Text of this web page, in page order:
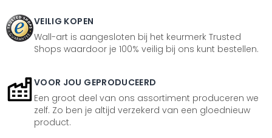
VEILIG KOPEN
Wall-art is aangesloten bij het keurmerk Trusted
Shops waardoor je 100% veilig bij ons kunt bestellen.
VOOR JOU GEPRODUCEERD
Een groot deel van ons assortiment produceren we
zelf. Zo ben je altijd verzekerd van een gloednieuw
product.